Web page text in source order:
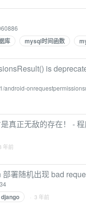
库 mysql时间函数
is
android-
真正无敌的存在！ -
年前
署随机出现 bad
django · 3 年前